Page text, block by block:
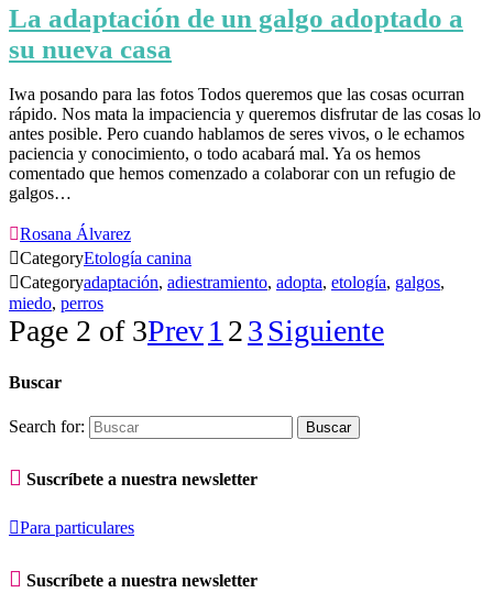
La adaptación de un galgo adoptado a
su nueva casa
Iwa posando para las fotos Todos queremos que las cosas ocurran
rápido. Nos mata la impaciencia y queremos disfrutar de las cosas lo
antes posible. Pero cuando hablamos de seres vivos, o le echamos
paciencia y conocimiento, o todo acabará mal. Ya os hemos
comentado que hemos comenzado a colaborar con un refugio de
galgos…
Rosana Álvarez
CategoryEtología canina
Categoryadaptación, adiestramiento, adopta, etología, galgos,
miedo, perros
Page 2 of 3Prev123Siguiente
Buscar
Search for:
 Suscríbete a nuestra newsletter
Para particulares
 Suscríbete a nuestra newsletter